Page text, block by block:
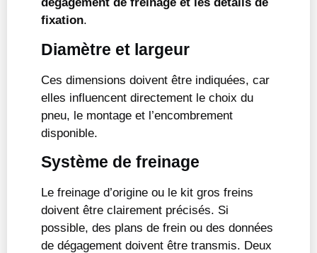
fixation.
Diamètre et largeur
Ces dimensions doivent être indiquées, car
elles influencent directement le choix du
pneu, le montage et l’encombrement
disponible.
Système de freinage
Le freinage d’origine ou le kit gros freins
doivent être clairement précisés. Si
possible, des plans de frein ou des données
de dégagement doivent être transmis. Deux